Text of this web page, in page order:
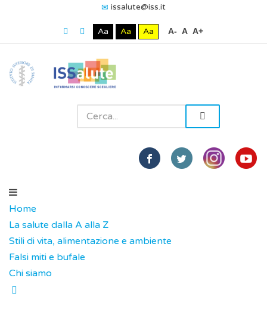
issalute@iss.it
Aa Aa Aa A- A A+
Home
La salute dalla A alla Z
Stili di vita, alimentazione e ambiente
Falsi miti e bufale
Chi siamo